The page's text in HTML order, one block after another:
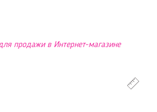
продажи в Интернет-магазине